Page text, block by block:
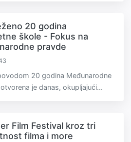
20 godina
škole - Fokus na
pravde
20 godina Međunarodne
je danas, okupljajući...
Film Festival kroz tri
filma i more